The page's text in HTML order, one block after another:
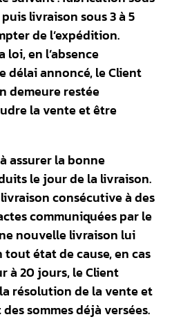
livraison sous 3 à 5
de l’expédition.
loi, en l’absence
délai annoncé, le Client
demeure restée
la vente et être
assurer la bonne
le jour de la livraison.
livraison consécutive à des
communiquées par le
nouvelle livraison lui
tout état de cause, en cas
à 20 jours, le Client
résolution de la vente et
sommes déjà versées.